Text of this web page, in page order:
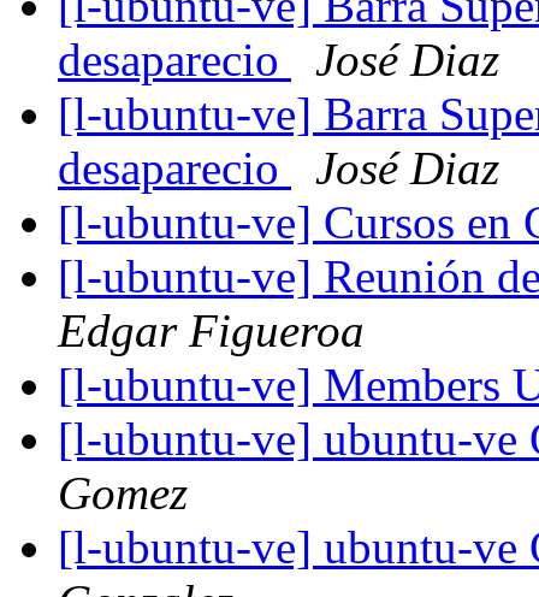
desaparecio
José Diaz
[l-ubuntu-ve] Barra
desaparecio
José Diaz
[l-ubuntu-ve] Cursos en
[l-ubuntu-ve] Reunión
Edgar Figueroa
[l-ubuntu-ve] Members
[l-ubuntu-ve] ubuntu-ve
Gomez
[l-ubuntu-ve] ubuntu-ve